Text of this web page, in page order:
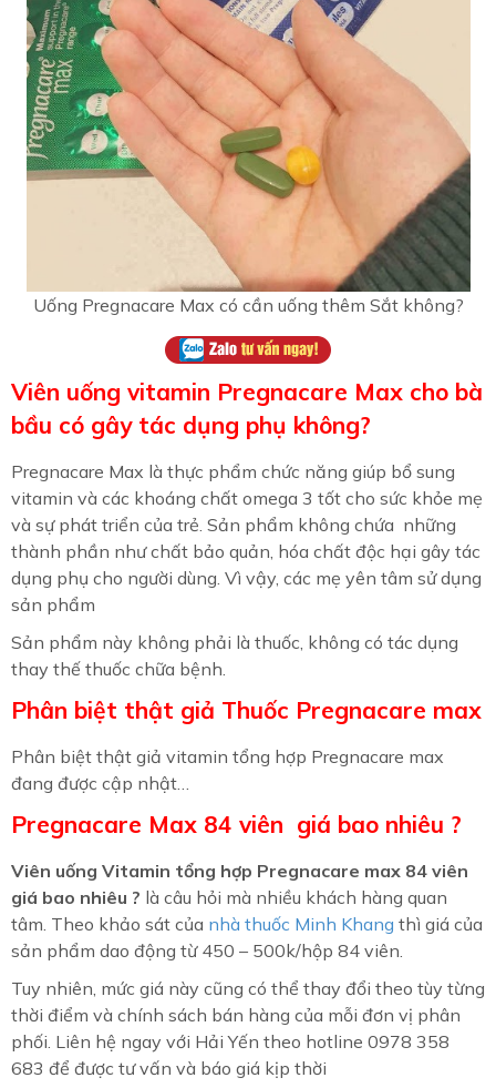
Uống Pregnacare Max có cần uống thêm Sắt không?
Viên uống vitamin Pregnacare Max cho bà
bầu có gây tác dụng phụ không?
Pregnacare Max là thực phẩm chức năng giúp bổ sung
vitamin và các khoáng chất omega 3 tốt cho sức khỏe mẹ
và sự phát triển của trẻ. Sản phẩm không chứa những
thành phần như chất bảo quản, hóa chất độc hại gây tác
dụng phụ cho người dùng. Vì vậy, các mẹ yên tâm sử dụng
sản phẩm
Sản phẩm này không phải là thuốc, không có tác dụng
thay thế thuốc chữa bệnh.
Phân biệt thật giả Thuốc Pregnacare max
Phân biệt thật giả vitamin tổng hợp Pregnacare max
đang được cập nhật…
Pregnacare Max 84 viên giá bao nhiêu ?
Viên uống Vitamin tổng hợp Pregnacare max 84 viên
giá bao nhiêu ? là câu hỏi mà nhiều khách hàng quan
tâm. Theo khảo sát của nhà thuốc Minh Khang thì giá của
sản phẩm dao động từ 450 – 500k/hộp 84 viên.
Tuy nhiên, mức giá này cũng có thể thay đổi theo tùy từng
thời điểm và chính sách bán hàng của mỗi đơn vị phân
phối. Liên hệ ngay với Hải Yến theo hotline 0978 358
683 để được tư vấn và báo giá kịp thời